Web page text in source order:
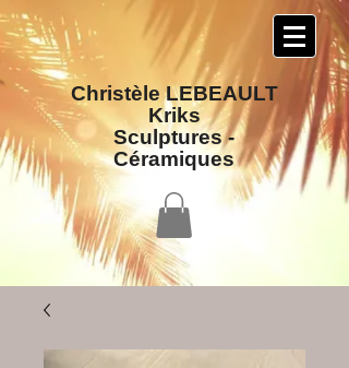
Christèle LEBEAULT
Kriks
Sculptures​ -
Céramiques